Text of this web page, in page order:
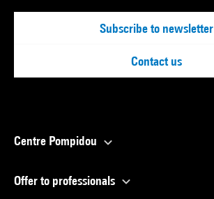
Subscribe to newsletter
Contact us
Centre Pompidou
Offer to professionals